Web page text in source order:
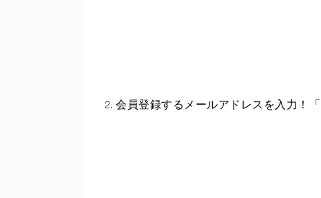
2. 会員登録するメールアドレスを入力！